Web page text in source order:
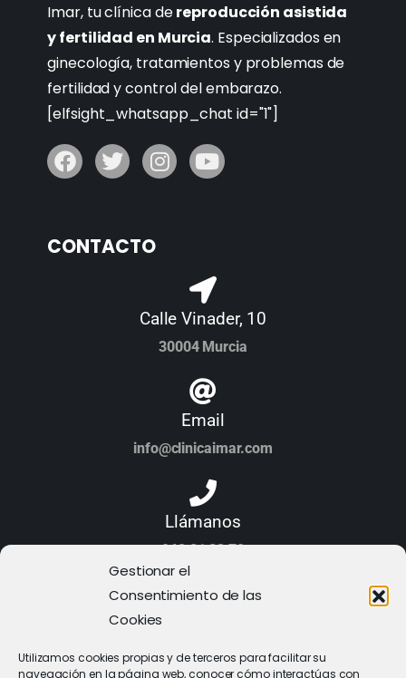
Gestionar el
Consentimiento de las
Cookies
Utilizamos cookies propias y de terceros para facilitar su
navegación en la página web, conocer cómo interactúas con
Imar, tu clínica dereproducción asistida
y fertilidad en Murcia. Especializados en
ginecología, tratamientos y problemas de
fertilidad y control del embarazo.
[elfsight_whatsapp_chat id="1"]
CONTACTO
Calle Vinader, 10
30004 Murcia
Email
info@clinicaimar.com
Llámanos
968 21 23 70